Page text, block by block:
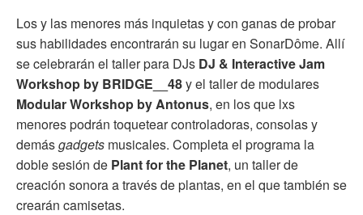
Los y las menores más inquietas y con ganas de probar
sus habilidades encontrarán su lugar en SonarDôme. Allí
se celebrarán el taller para DJs DJ & Interactive Jam
Workshop by BRIDGE__48y el taller de modulares
Modular Workshop by Antonus, en los que lxs
menores podrán toquetear controladoras, consolas y
demásgadgets musicales. Completa el programa la
doble sesión de Plant for the Planet, un taller de
creación sonora a través de plantas, en el que también se
crearán camisetas.